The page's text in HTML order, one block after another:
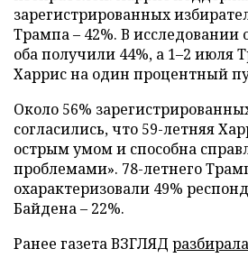
зарегистрированных
Трампа – 42%. В исследовании
оба получили 44%, а 1–2 июля
Харрис на один процентный
Около 56%
согласились, что 59-летняя
острым умом и способна
проблемами». 78-летнего
охарактеризовали 49%
Байдена – 22%.
Ранее газета ВЗГЛЯД